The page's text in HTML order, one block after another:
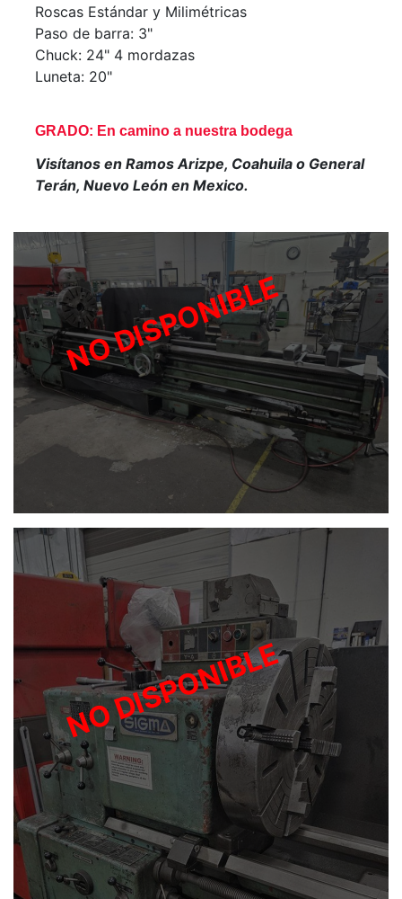
Roscas Estándar y Milimétricas
Paso de barra: 3"
Chuck: 24" 4 mordazas
Luneta: 20"
GRADO: En camino a nuestra bodega
Visítanos en Ramos Arizpe, Coahuila o General
Terán, Nuevo León en Mexico.